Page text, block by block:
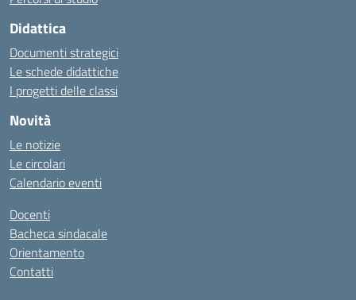
Didattica
Documenti strategici
Le schede didattiche
I progetti delle classi
Novità
Le notizie
Le circolari
Calendario eventi
Docenti
Bacheca sindacale
Orientamento
Contatti